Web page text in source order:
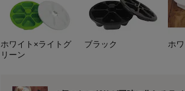
ホワイト×ライトグ
リーン
ブラック ホ